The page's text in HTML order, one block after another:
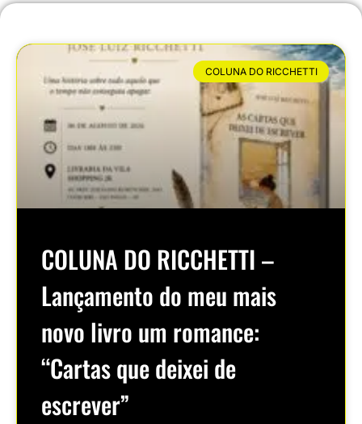
COLUNA DO RICCHETTI
COLUNA DO RICCHETTI –
Lançamento do meu mais
novo livro um romance:
“Cartas que deixei de
escrever”